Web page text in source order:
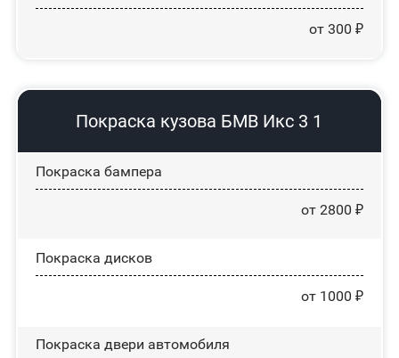
от 300 ₽
Покраска кузова БМВ Икс 3 1
Покраска бампера
от 2800 ₽
Покраска дисков
от 1000 ₽
Покраска двери автомобиля